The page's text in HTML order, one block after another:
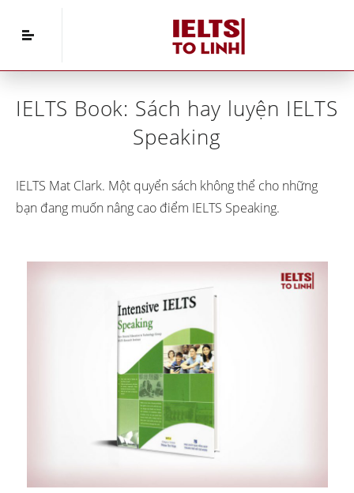
»IELTS Book: Sách hay
luyện IELTS Speaking
IELTS Book: Sách hay luyện IELTS
Speaking
IELTS Mat Clark. Một quyển sách không thể cho những
bạn đang muốn nâng cao điểm IELTS Speaking.